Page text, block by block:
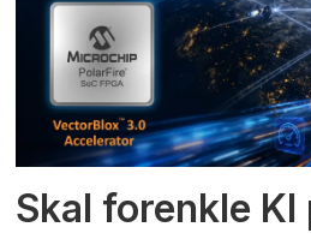
Skal forenkle KI